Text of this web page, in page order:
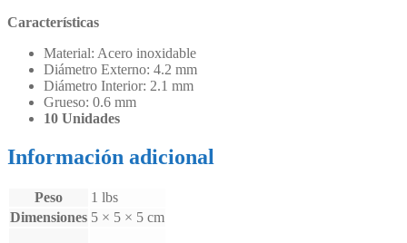
Características
Material: Acero inoxidable
Diámetro Externo: 4.2 mm
Diámetro Interior: 2.1 mm
Grueso: 0.6 mm
10 Unidades
Información adicional
Peso
1 lbs
Dimensiones 5 × 5 × 5 cm